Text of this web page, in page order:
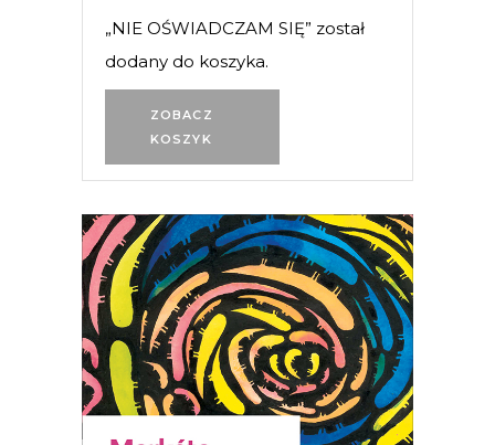
ZOBACZ
KOSZYK
„NIE OŚWIADCZAM SIĘ” został
dodany do koszyka.